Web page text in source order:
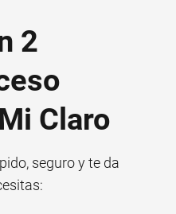
2
Claro
seguro y te da